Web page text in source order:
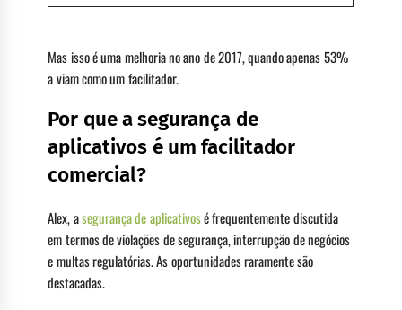
Mas isso é uma melhoria no ano de 2017, quando apenas 53%
a viam como um facilitador.
Por que a segurança de
aplicativos é um facilitador
comercial?
Alex, asegurança de aplicativosé frequentemente discutida
em termos de violações de segurança, interrupção de negócios
e multas regulatórias. As oportunidades raramente são
destacadas.